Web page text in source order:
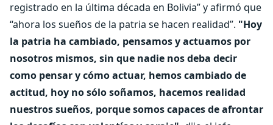
registrado en la última década en Bolivia” y afirmó que
“ahora los sueños de la patria se hacen realidad”. "Hoy
la patria ha cambiado, pensamos y actuamos por
nosotros mismos, sin que nadie nos deba decir
como pensar y cómo actuar, hemos cambiado de
actitud, hoy no sólo soñamos, hacemos realidad
nuestros sueños, porque somos capaces de afrontar